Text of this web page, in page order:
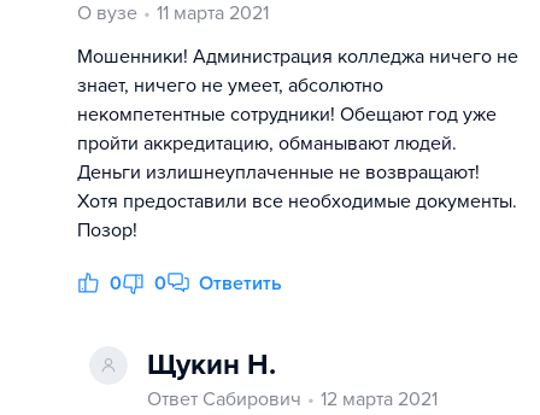
О вузе
11 марта 2021
Мошенники! Администрация колледжа ничего не
знает, ничего не умеет, абсолютно
некомпетентные сотрудники! Обещают год уже
пройти аккредитацию, обманывают людей.
Деньги излишнеуплаченные не возвращают!
Хотя предоставили все необходимые документы.
Позор!
0 0 Ответить
Щукин Н.
Ответ Сабирович 12 марта 2021